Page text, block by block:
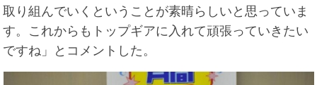
取り組んでいくということが素晴らしいと思っていま
す。これからもトップギアに入れて頑張っていきたい
ですね」とコメントした。